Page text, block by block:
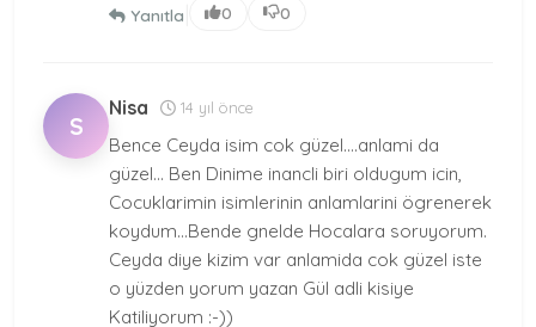
Yanıtla 0 0
S
Nisa 14 yıl önce
Bence Ceyda isim cok güzel....anlami da
güzel... Ben Dinime inancli biri oldugum icin,
Cocuklarimin isimlerinin anlamlarini ögrenerek
koydum...Bende gnelde Hocalara soruyorum.
Ceyda diye kizim var anlamida cok güzel iste
o yüzden yorum yazan Gül adli kisiye
Katiliyorum :-))